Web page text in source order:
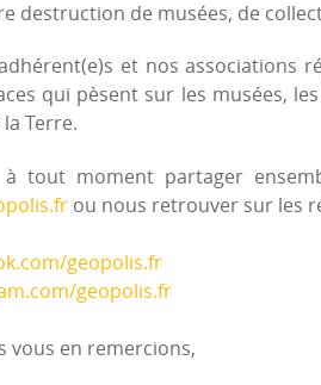
destruction de musées, de
et nos
qui pèsent sur les musées,
Terre.
à tout moment partager
ou nous retrouver sur les
geopolis.fr
geopolis.fr
vous en remercions,